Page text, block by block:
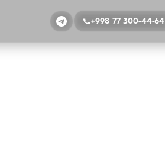
+998 77 300-44-64